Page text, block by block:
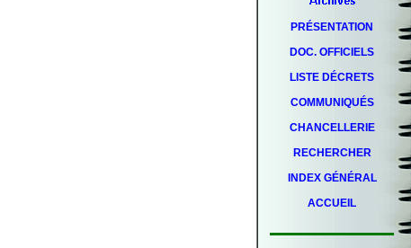
PRÉSENTATION
DOC. OFFICIELS
LISTE DÉCRETS
COMMUNIQUÉS
CHANCELLERIE
RECHERCHER
INDEX GÉNÉRAL
ACCUEIL